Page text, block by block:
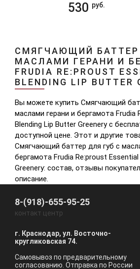
530 руб.
СМЯГЧАЮЩИЙ БАТТЕР
МАСЛАМИ ГЕРАНИ И
FRUDIA RE:PROUST
BLENDING LIP BUTTER
Вы можете купить Смягчающий
маслами герани и бергамота Frudia
Blending Lip Butter Greenery с
доступной цене. Этот и другие
Смягчающий баттер для губ с
бергамота Frudia Re:proust
Greenery: состав, отзывы
описание.
8-(918)-655-95-25
контакт центр
г. Краснодар, ул. Восточно-
кругликовская 74.
Самовывоз по предварительному
согласованию. Отправка по России